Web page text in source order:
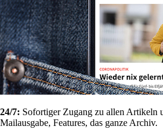
24/7: Sofortiger Zugang zu allen Artikeln
Mailausgabe, Features, das ganze Archiv.